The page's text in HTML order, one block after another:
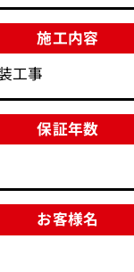
施工内容
工事
保証年数
お客様名